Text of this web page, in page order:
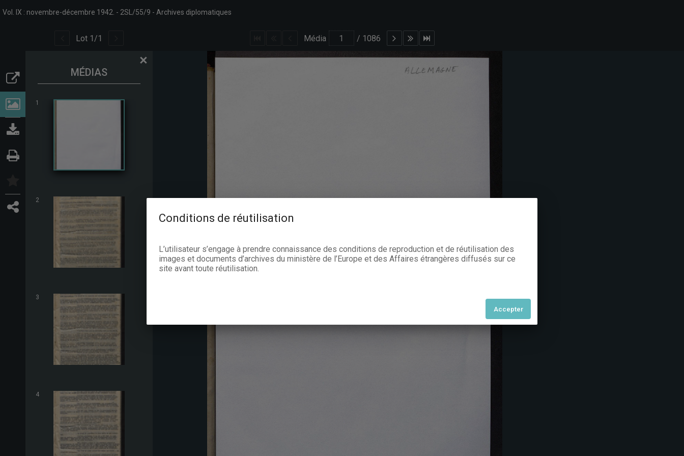
Vol. IX : novembre-décembre 1942. 2SL/55/9 Archives diplomatiques
Lot 1 /1 Média / 1086
MÉDIAS
×
1
2
3
4
Conditions de réutilisation
L’utilisateur s’engage à prendre connaissance des conditions de reproduction et de réutilisation des
images et documents d’archives du ministère de l’Europe et des Affaires étrangères diffusés sur ce
site avant toute réutilisation.